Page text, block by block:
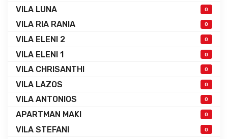
VILA LUNA 0
VILA RIA RANIA 0
VILA ELENI 2 0
VILA ELENI 1 0
VILA CHRISANTHI 0
VILA LAZOS 0
VILA ANTONIOS 0
APARTMAN MAKI 0
VILA STEFANI 0